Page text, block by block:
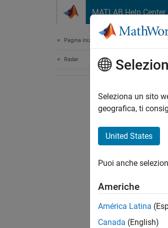
MATLAB Help Center
Pagina iniziale della documentazione
Radar
Seleziona un sito
geografica, ti
United States
Puoi anche
Americhe
América Latina
Canada (English)